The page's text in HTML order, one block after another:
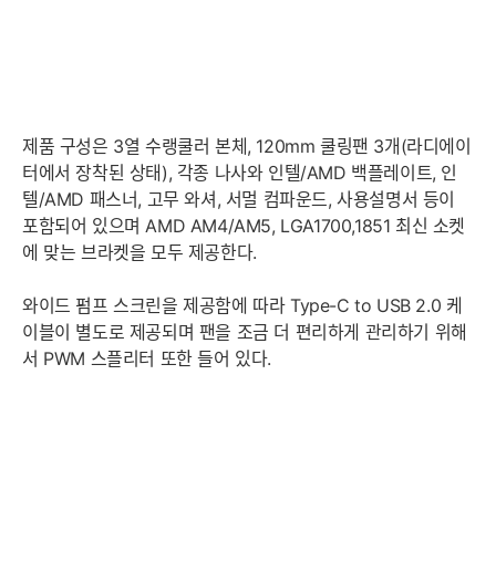
제품 구성은 3열 수랭쿨러 본체, 120mm 쿨링팬 3개(라디에이
터에서 장착된 상태), 각종 나사와 인텔/AMD 백플레이트, 인
텔/AMD 패스너, 고무 와셔, 서멀 컴파운드, 사용설명서 등이
포함되어 있으며 AMD AM4/AM5, LGA1700,1851 최신 소켓
에 맞는 브라켓을 모두 제공한다.
와이드 펌프 스크린을 제공함에 따라 Type-C to USB 2.0 케
이블이 별도로 제공되며 팬을 조금 더 편리하게 관리하기 위해
서 PWM 스플리터 또한 들어 있다.